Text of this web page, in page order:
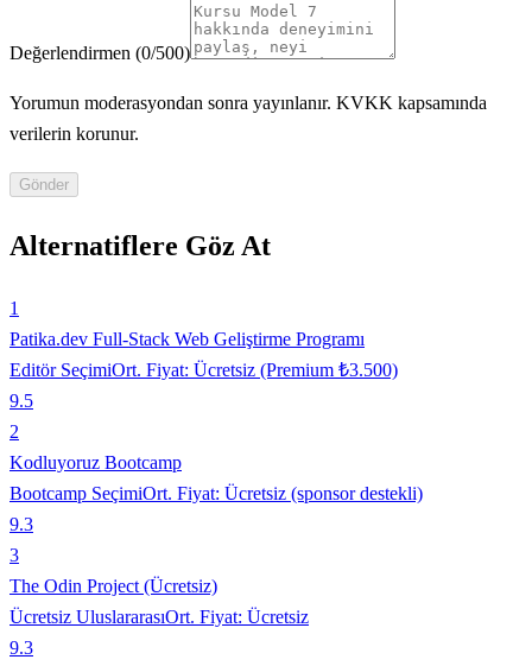
Değerlendirmen (0/500)
Yorumun moderasyondan sonra yayınlanır. KVKK kapsamında
verilerin korunur.
Gönder
Alternatiflere Göz At
1
Patika.dev Full-Stack Web Geliştirme Programı
Editör SeçimiOrt. Fiyat: Ücretsiz (Premium ₺3.500)
9.5
2
Kodluyoruz Bootcamp
Bootcamp SeçimiOrt. Fiyat: Ücretsiz (sponsor destekli)
9.3
3
The Odin Project (Ücretsiz)
Ücretsiz UluslararasıOrt. Fiyat: Ücretsiz
9.3